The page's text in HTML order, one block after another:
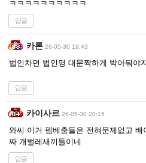
ㅋㅋㅋㅋㅋㅋㅋㅋㅋㅋ
답글
카론 26-05-30 19:43
법인차면 법인명 대문짝하게 박아둬야
답글
카이사르 26-05-30 20:15
와씨 이거 펨베충들은 전혀문제없고
짜 개벌레새끼들이네
답글